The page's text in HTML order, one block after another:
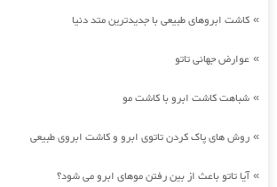
» کاشت ابروهای طبیعی با جدیدترین متد دنیا
» عوارض جهانی تاتو
» شباهت کاشت ابرو با کاشت مو
» روش های پاک کردن تاتوی ابرو و کاشت ابروی طبیعی
»آیا تاتو باعث از بین رفتن موهای ابرو می شود؟